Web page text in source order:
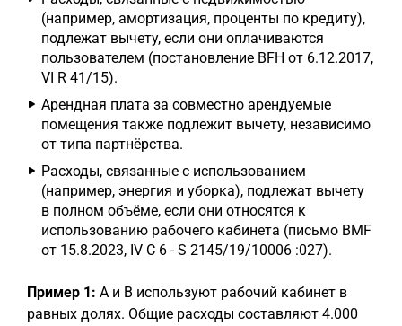
(например, амортизация, проценты по кредиту),
подлежат вычету, если они оплачиваются
пользователем (постановление BFH от 6.12.2017,
VI R 41/15).
Арендная плата за совместно арендуемые
помещения также подлежит вычету, независимо
от типа партнёрства.
Расходы, связанные с использованием
(например, энергия и уборка), подлежат вычету
в полном объёме, если они относятся к
использованию рабочего кабинета (письмо BMF
от 15.8.2023, IV C 6 - S 2145/19/10006 :027).
Пример 1: A и B используют рабочий кабинет в
равных долях. Общие расходы составляют 4.000